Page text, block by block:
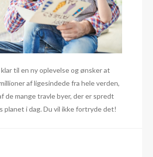
klar til en ny oplevelse og ønsker at
af ligesindede fra hele verden,
de mange travle byer, der er spredt
planet i dag. Du vil ikke fortryde det!